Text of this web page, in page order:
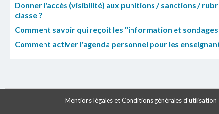
Donner l'accès (visibilité) aux punitions / sanctions /
classe ?
Comment savoir qui reçoit les "information et
Comment activer l'agenda personnel pour les
Mentions légales et Conditions générales d'utilisation